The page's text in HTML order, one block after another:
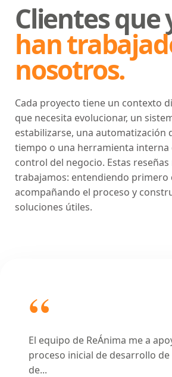
Clientes que
han
nosotros.
Cada proyecto tiene un contexto
que necesita evolucionar, un
estabilizarse, una automatización
tiempo o una herramienta interna
control del negocio. Estas
trabajamos: entendiendo primero
acompañando el proceso y
soluciones útiles.
El equipo de ReÁnima me a
proceso inicial de desarrollo
de...